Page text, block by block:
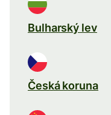
Bulharský lev
Česká koruna